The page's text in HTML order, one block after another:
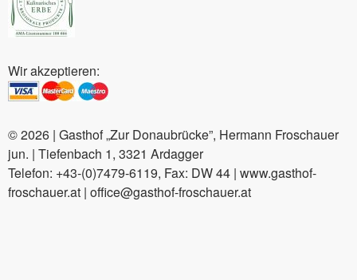
Wir akzeptieren:
© 2026 | Gasthof „Zur Donaubrücke”, Hermann Froschauer
jun. | Tiefenbach 1, 3321 Ardagger
Telefon: +43-(0)7479-6119, Fax: DW 44 | www.gasthof-
froschauer.at | office@gasthof-froschauer.at